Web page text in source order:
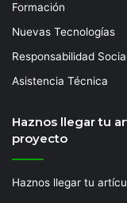
Formación
Nuevas Tecnologías
Responsabilidad
Asistencia Técnica
Haznos llegar tu
proyecto
Haznos llegar tu